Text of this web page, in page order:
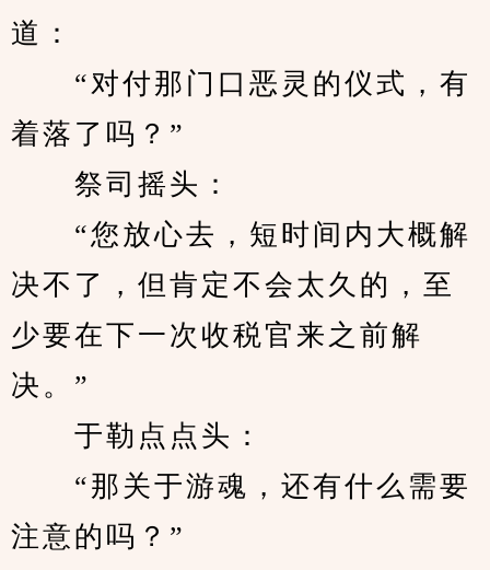
道：
“对付那门口恶灵的仪式，有
着落了吗？”
祭司摇头：
“您放心去，短时间内大概解
决不了，但肯定不会太久的，至
少要在下一次收税官来之前解
决。”
于勒点点头：
“那关于游魂，还有什么需要
注意的吗？”